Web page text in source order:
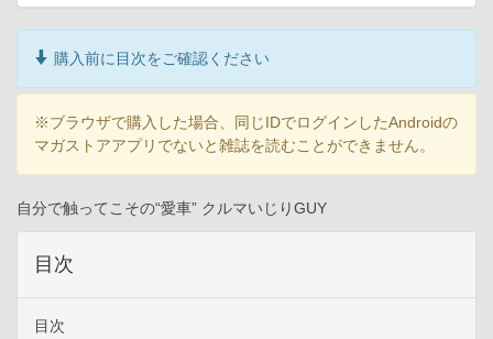
購入前に目次をご確認ください
※ブラウザで購入した場合、同じIDでログインしたAndroidの
マガストアアプリでないと雑誌を読むことができません。
自分で触ってこその“愛車” クルマいじりGUY
目次
目次